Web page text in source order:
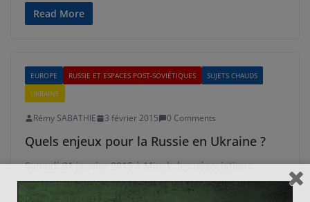
Read More
EUROPE RUSSIE ET ESPACES POST-SOVIÉTIQUES
SUJETS CHAUDS
UKRAINE
Rémy SABATHIE 3 février 2015 0 Comments
Quels enjeux pour la Russie en Ukraine ?
Samedi 31 janvier 2015 à Minsk, les négociations
portant sur un cessez-le-feu et un retrait des armes